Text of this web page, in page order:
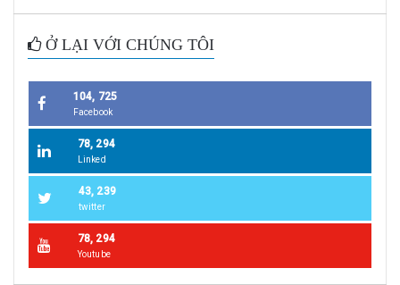
Ở LẠI VỚI CHÚNG TÔI
104, 725
Facebook
78, 294
Linked
43, 239
twitter
78, 294
Youtube